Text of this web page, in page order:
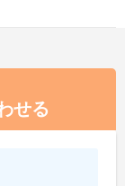
せる